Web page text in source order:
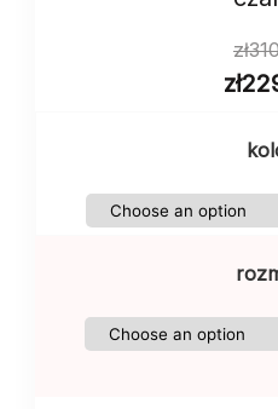
zł
zł